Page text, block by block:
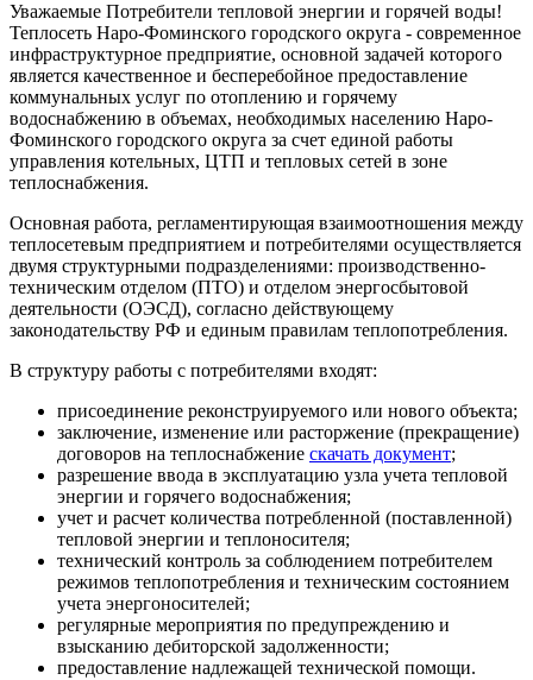
Уважаемые Потребители тепловой энергии и горячей воды!
Теплосеть Наро-Фоминского городского округа - современное
инфраструктурное предприятие, основной задачей которого
является качественное и бесперебойное предоставление
коммунальных услуг по отоплению и горячему
водоснабжению в объемах, необходимых населению Наро-
Фоминского городского округа за счет единой работы
управления котельных, ЦТП и тепловых сетей в зоне
теплоснабжения.
Основная работа, регламентирующая взаимоотношения между
теплосетевым предприятием и потребителями осуществляется
двумя структурными подразделениями: производственно-
техническим отделом (ПТО) и отделом энергосбытовой
деятельности (ОЭСД), согласно действующему
законодательству РФ и единым правилам теплопотребления.
В структуру работы с потребителями входят:
присоединение реконструируемого или нового объекта;
заключение, изменение или расторжение (прекращение)
договоров на теплоснабжение скачать документ;
разрешение ввода в эксплуатацию узла учета тепловой
энергии и горячего водоснабжения;
учет и расчет количества потребленной (поставленной)
тепловой энергии и теплоносителя;
технический контроль за соблюдением потребителем
режимов теплопотребления и техническим состоянием
учета энергоносителей;
регулярные мероприятия по предупреждению и
взысканию дебиторской задолженности;
предоставление надлежащей технической помощи.